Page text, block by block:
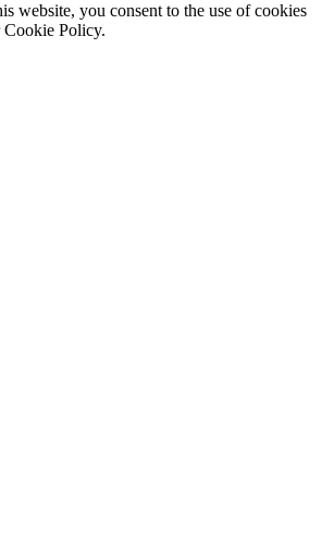
website, you consent to the use of cookies
Policy.